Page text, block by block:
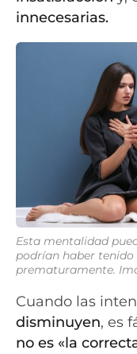
innecesarias.
Esta mentalidad
podrían haber tenido
prematuramente.
Cuando las
disminuyen, es
no es «la